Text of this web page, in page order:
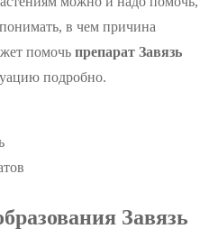
в чем причина
помочь препарат Завязь
подробно.
Завязь